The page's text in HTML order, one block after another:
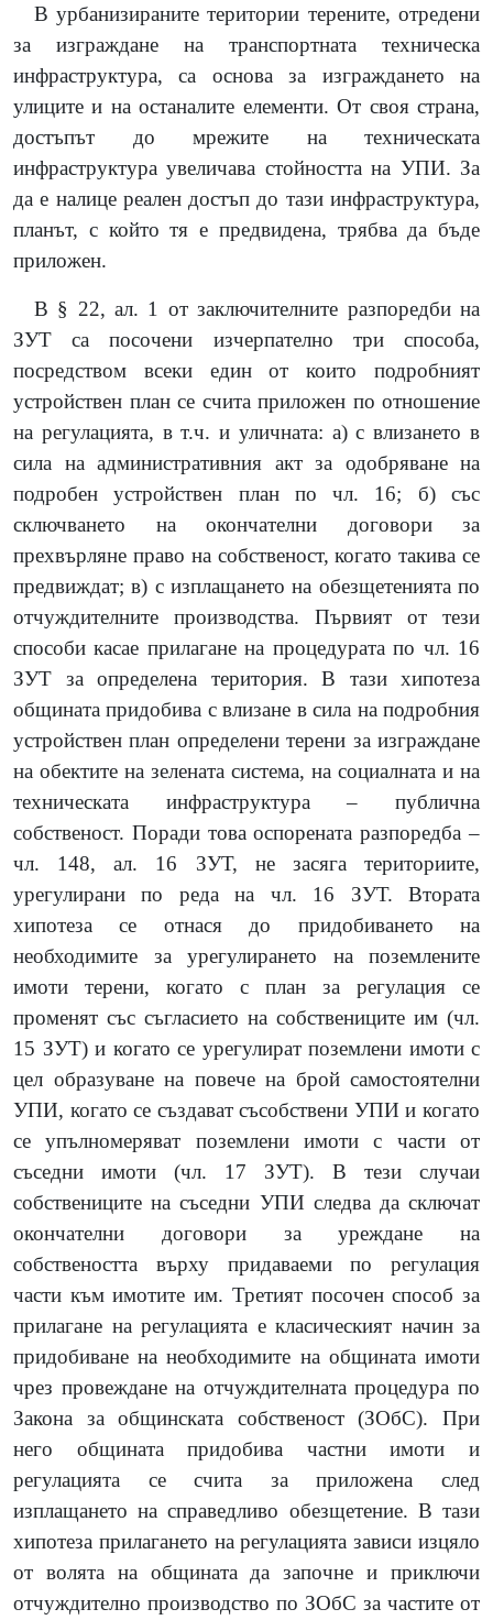
В урбанизираните територии терените, отредени
за изграждане на транспортната техническа
инфраструктура, са основа за изграждането на
улиците и на останалите елементи. От своя страна,
достъпът до мрежите на техническата
инфраструктура увеличава стойността на УПИ. За
да е налице реален достъп до тази инфраструктура,
планът, с който тя е предвидена, трябва да бъде
приложен.
В § 22, ал. 1 от заключителните разпоредби на
ЗУТ са посочени изчерпателно три способа,
посредством всеки един от които подробният
устройствен план се счита приложен по отношение
на регулацията, в т.ч. и уличната: а) с влизането в
сила на административния акт за одобряване на
подробен устройствен план по чл. 16; б) със
сключването на окончателни договори за
прехвърляне право на собственост, когато такива се
предвиждат; в) с изплащането на обезщетенията по
отчуждителните производства. Първият от тези
способи касае прилагане на процедурата по чл. 16
ЗУТ за определена територия. В тази хипотеза
общината придобива с влизане в сила на подробния
устройствен план определени терени за изграждане
на обектите на зелената система, на социалната и на
техническата инфраструктура – публична
собственост. Поради това оспорената разпоредба –
чл. 148, ал. 16 ЗУТ, не засяга териториите,
урегулирани по реда на чл. 16 ЗУТ. Втората
хипотеза се отнася до придобиването на
необходимите за урегулирането на поземлените
имоти терени, когато с план за регулация се
променят със съгласието на собствениците им (чл.
15 ЗУТ) и когато се урегулират поземлени имоти с
цел образуване на повече на брой самостоятелни
УПИ, когато се създават съсобствени УПИ и когато
се упълномеряват поземлени имоти с части от
съседни имоти (чл. 17 ЗУТ). В тези случаи
собствениците на съседни УПИ следва да сключат
окончателни договори за уреждане на
собствеността върху придаваеми по регулация
части към имотите им. Третият посочен способ за
прилагане на регулацията е класическият начин за
придобиване на необходимите на общината имоти
чрез провеждане на отчуждителната процедура по
Закона за общинската собственост (ЗОбС). При
него общината придобива частни имоти и
регулацията се счита за приложена след
изплащането на справедливо обезщетение. В тази
хипотеза прилагането на регулацията зависи изцяло
от волята на общината да започне и приключи
отчуждително производство по ЗОбС за частите от